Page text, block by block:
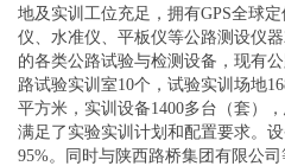
地及实训工位充足，拥有GPS全球
仪、水准仪、平板仪等公路测设仪
的各类公路试验与检测设备，现有
路试验实训室10个，试验实训场地
平方米，实训设备1400多台（套）
满足了实验实训计划和配置要求。
95%。同时与陕西路桥集团有限公